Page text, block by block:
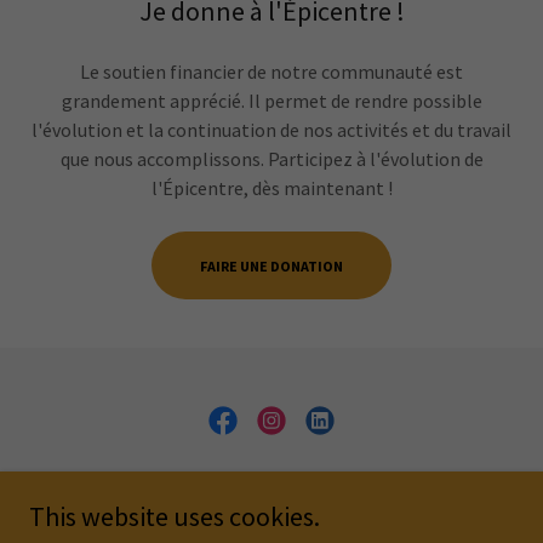
Je donne à l'Épicentre !
Le soutien financier de notre communauté est
grandement apprécié. Il permet de rendre possible
l'évolution et la continuation de nos activités et du travail
que nous accomplissons. Participez à l'évolution de
l'Épicentre, dès maintenant !
FAIRE UNE DONATION
This website uses cookies.